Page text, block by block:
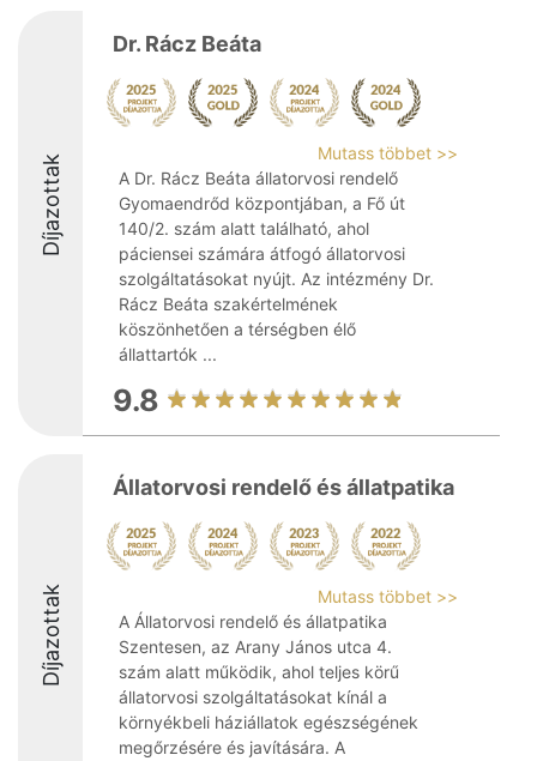
Díjazottak
Dr. Rácz Beáta
Mutass többet >>
A Dr. Rácz Beáta állatorvosi rendelő
Gyomaendrőd központjában, a Fő út
140/2. szám alatt található, ahol
páciensei számára átfogó állatorvosi
szolgáltatásokat nyújt. Az intézmény Dr.
Rácz Beáta szakértelmének
köszönhetően a térségben élő
állattartók ...
9.8
Díjazottak
Állatorvosi rendelő és állatpatika
Mutass többet >>
A Állatorvosi rendelő és állatpatika
Szentesen, az Arany János utca 4.
szám alatt működik, ahol teljes körű
állatorvosi szolgáltatásokat kínál a
környékbeli háziállatok egészségének
megőrzésére és javítására. A